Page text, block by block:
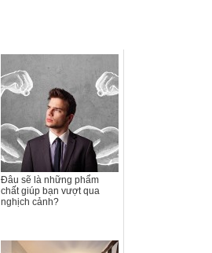
Đâu sẽ là những phẩm
chất giúp bạn vượt qua
nghịch cảnh?